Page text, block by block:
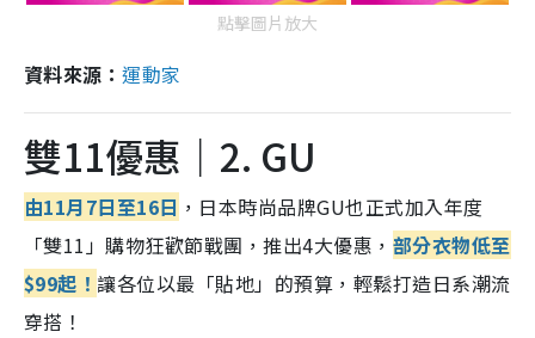
點擊圖片放大
資料來源：運動家
雙11優惠｜2. GU
由11月7日至16日 ，日本時尚品牌GU也正式加入年度
「雙11」購物狂歡節戰團，推出4大優惠， 部分衣物低至
$99起！ 讓各位以最「貼地」的預算，輕鬆打造日系潮流
穿搭！